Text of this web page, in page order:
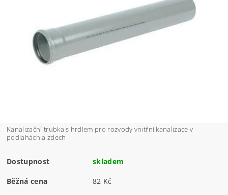
Kanalizační trubka s hrdlem pro rozvody vnitřní kanalizace v
podlahách a zdech
Dostupnost skladem
Běžná cena 82 Kč